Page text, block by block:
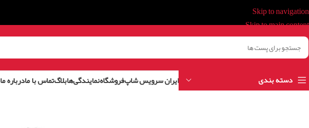
Skip to navigation
Skip to main content
دسته بندی ایران سرویس شاپفروشگاهنمایندگی‌هابلاگتماس با مادرباره ما